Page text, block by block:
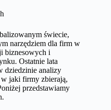
świecie,
narzędziem dla firm w
biznesowych i
Ostatnie lata
dziedzinie analizy
w jaki firmy zbierają,
przedstawiamy